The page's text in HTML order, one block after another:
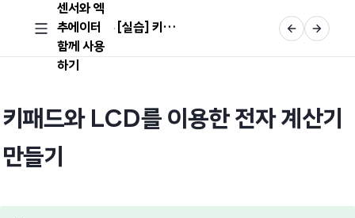
센서와 엑
추에이터
함께 사용
하기
[실습] 키패드와 LCD를 이용한 전자 계산기 만들기
키패드와 LCD를 이용한 전자 계산기
만들기